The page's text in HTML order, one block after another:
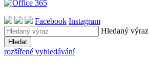
Facebook Instagram
Hledaný výraz
Hledat
rozšířené vyhledávání